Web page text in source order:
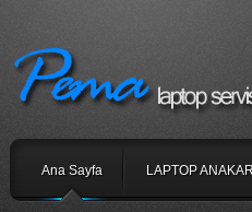
Ana Sayfa LAPTOP